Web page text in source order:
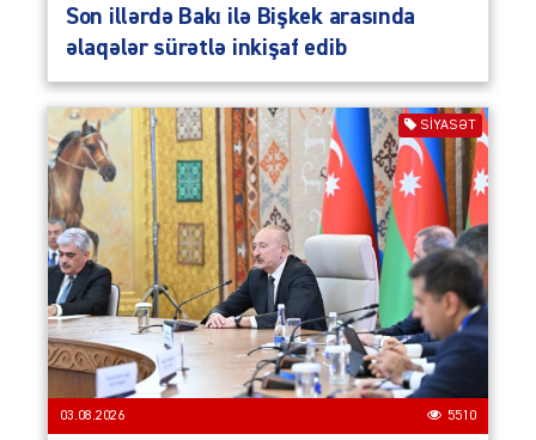
Son illərdə Bakı ilə Bişkek arasında
əlaqələr sürətlə inkişaf edib
SIYASƏT
03.08.2026 5510